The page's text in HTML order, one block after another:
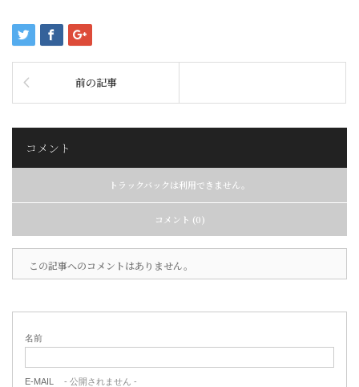
前の記事
コメント
トラックバックは利用できません。
コメント (0)
この記事へのコメントはありません。
名前
E-MAIL - 公開されません -